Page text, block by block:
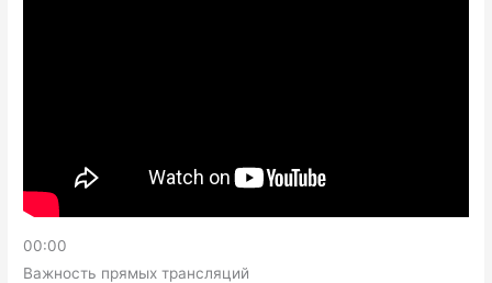
00:00
Важность прямых трансляций